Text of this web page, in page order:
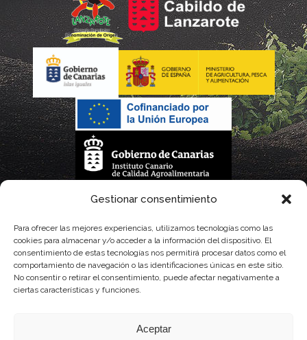
Gestionar consentimiento
Para ofrecer las mejores experiencias, utilizamos tecnologías como las
cookies para almacenar y/o acceder a la información del dispositivo. El
consentimiento de estas tecnologías nos permitirá procesar datos como el
comportamiento de navegación o las identificaciones únicas en este sitio.
No consentir o retirar el consentimiento, puede afectar negativamente a
ciertas características y funciones.
Aceptar
La gestión de la DOP Lanzarote realizada por este Consejo Regulador es financiada,
con fondos provenientes del presupuesto de gastos del Instituto Canario de
Calidad Agroalimentaria